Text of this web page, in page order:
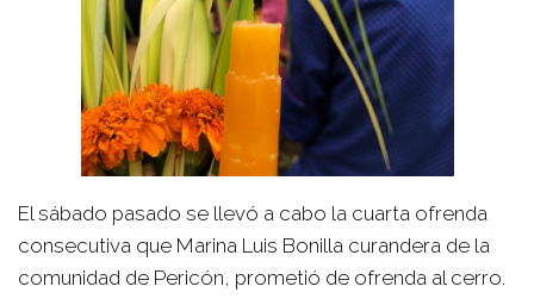
El sábado pasado se llevó a cabo la cuarta ofrenda
consecutiva que Marina Luis Bonilla curandera de la
comunidad de Pericón, prometió de ofrenda al cerro.